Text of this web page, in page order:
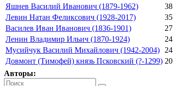
Яшнев Василий Иванович (1879-1962)
38
Левин Натан Феликсович (1928-2017)
35
Василев Иван Иванович (1836-1901)
27
Ленин Владимир Ильич (1870-1924)
24
Мусийчук Василий Михайлович (1942-2004)
24
Довмонт (Тимофей) князь Псковский (?-1299) 20
Авторы: